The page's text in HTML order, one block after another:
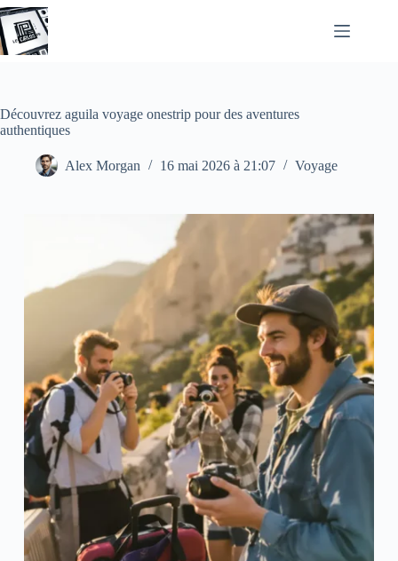
Passer
au
contenu
Découvrez aguila voyage onestrip pour des aventures
authentiques
Alex Morgan 16 mai 2026 à 21:07 Voyage